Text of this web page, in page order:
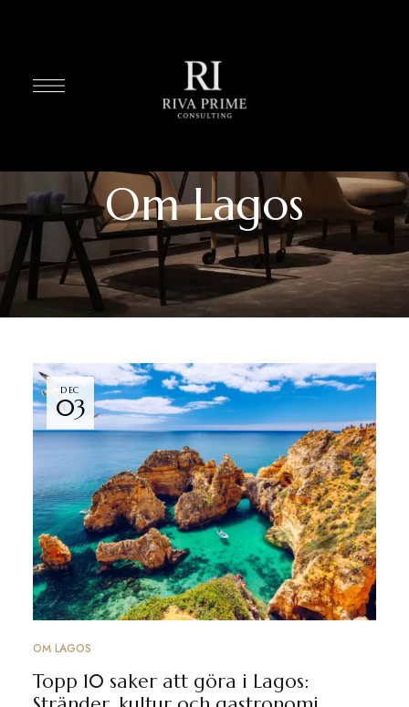
Om Lagos
DEC
03
OM LAGOS
Topp 10 saker att göra i Lagos: